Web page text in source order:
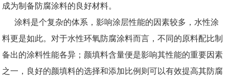
成为制备防腐涂料的良好材料。
涂料是个复杂的体系，影响涂层性能的因素较多，水性涂
料更是如此。对于水性环氧防腐涂料而言，不同的原料配比制
备出的涂料性能各异；颜填料含量便是影响其性能的重要因素
之一，良好的颜填料的选择和添加比例则可以有效提高其防腐